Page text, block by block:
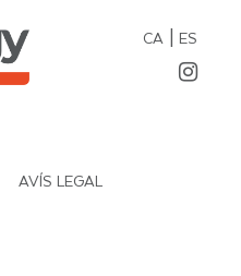
CA| ES
AVÍS LEGAL